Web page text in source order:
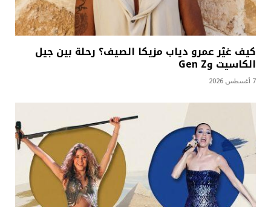
كيف غيّر عمرو دياب مزيكا الصيف؟ رحلة بين جيل
الكاسيت وGen Z
7 أغسطس 2026